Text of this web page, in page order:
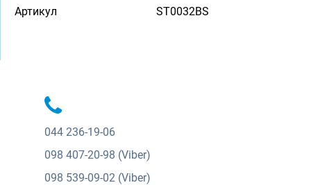
Артикул
ST0032BS
044 236-19-06
098 407-20-98 (Viber)
098 539-09-02 (Viber)